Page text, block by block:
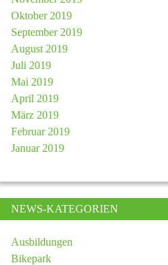
Oktober 2019
September 2019
August 2019
Juli 2019
Mai 2019
April 2019
März 2019
Februar 2019
Januar 2019
NEWS-KATEGORIEN
Ausbildungen
Bikepark